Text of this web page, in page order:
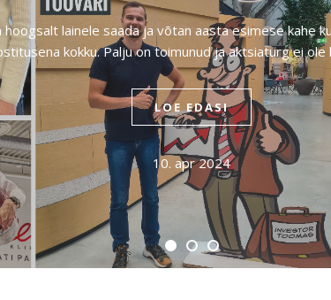
hoogsalt lainele saada ja võtan aasta esimese kahe
kokku. Palju on toimunud ja aktsiaturg ei ole
LOE EDASI
10. apr 2024